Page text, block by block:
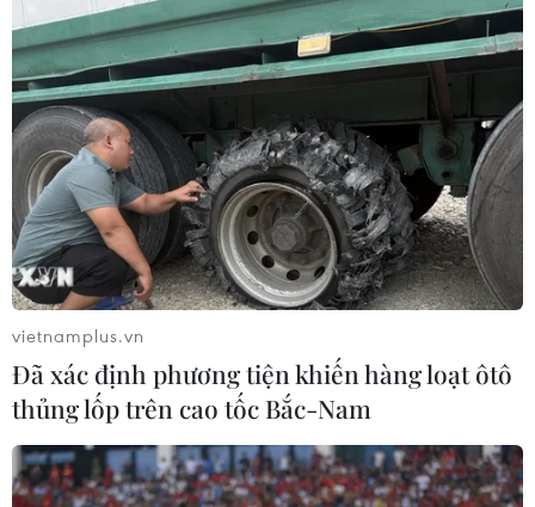
14/07/2015 07:54
Sau khi kết thân với các nạn nhân qua các trang mạng
hẹn hò và giới thiệu việc làm tại nhà, các đối tượng nhờ
họ chuyển hoặc nhận hộ hàng hóa mua bằng thẻ tín
dụng và thông tin ngân hàng đánh cắp.
vietnamplus.vn
Đã xác định phương tiện khiến hàng loạt ôtô
thủng lốp trên cao tốc Bắc-Nam